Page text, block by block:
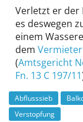
Verletzt er
es deswegen
einem
demVermieter
(Amtsgericht
Fn. 13 C 197/11
Abflusssieb
Verstopfung